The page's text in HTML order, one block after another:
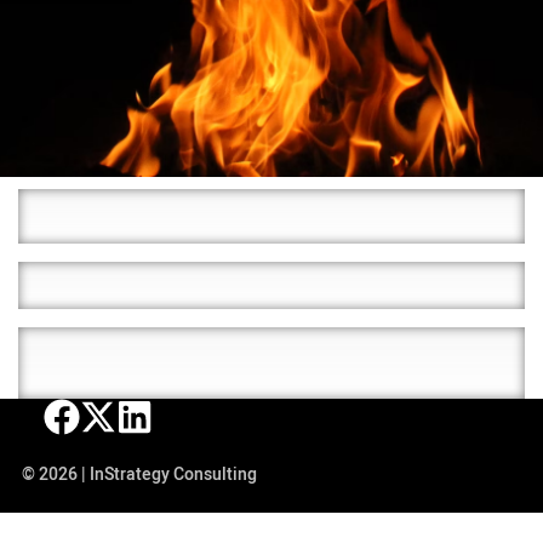
© 2026 | InStrategy Consulting